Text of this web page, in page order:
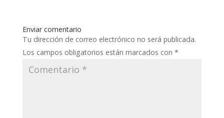
Enviar comentario
Tu dirección de correo electrónico no será publicada.
Los campos obligatorios están marcados con *